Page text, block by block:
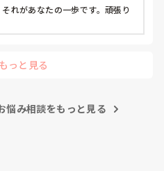
。
ICU, CCU, HCU, その他の科, ママナー
科, NICU, 消化器外科, 一般病院, 慢性
析, 検診・健診
れがあなたの一歩です。頑張り
っと見る
悩み相談をもっと見る